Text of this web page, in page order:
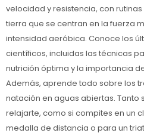
velocidad y resistencia, con
tierra que se centran en la fuerza
intensidad aeróbica. Conoce los
científicos, incluidas las técnicas
nutrición óptima y la importancia
Además, aprende todo sobre los
natación en aguas abiertas. Tanto
relajarte, como si compites en un
medalla de distancia o para un